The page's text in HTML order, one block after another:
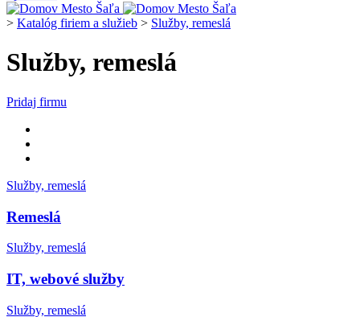
> Katalóg firiem a služieb > Služby, remeslá
Služby, remeslá
Pridaj firmu
Služby, remeslá
Remeslá
Služby, remeslá
IT, webové služby
Služby, remeslá